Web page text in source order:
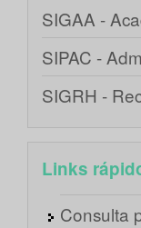
SIGAA -
SIPAC -
SIGRH -
Links
Consulta